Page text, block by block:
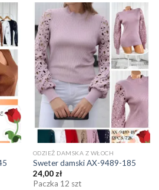
ODZIEŻ DAMSKA Z WŁOCH
Sweter damski AX-9489-185
24,00zł
Paczka 12 szt